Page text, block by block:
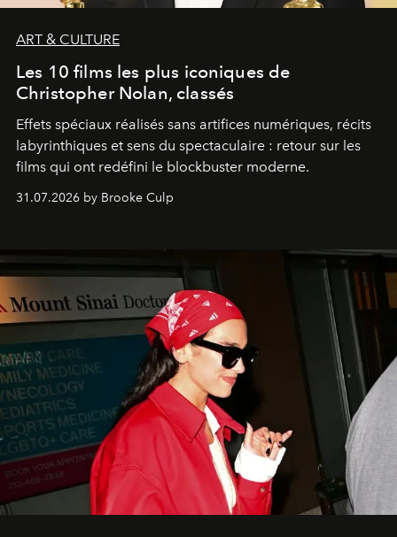
ART & CULTURE
Les 10 films les plus iconiques de
Christopher Nolan, classés
Effets spéciaux réalisés sans artifices numériques, récits
labyrinthiques et sens du spectaculaire : retour sur les
films qui ont redéfini le blockbuster moderne.
31.07.2026 by Brooke Culp